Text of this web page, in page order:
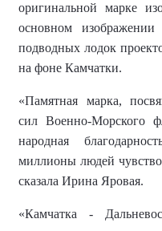
оригинальной марке
основном
подводных лодок
на фоне Камчатки.
«Памятная марка,
сил Военно-Морского
народная
миллионы людей
сказала Ирина Яровая.
«Камчатка -